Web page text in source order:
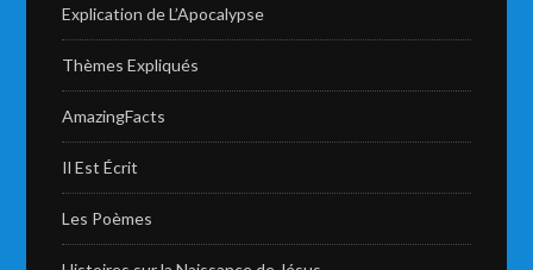
Explication de L’Apocalypse
Thèmes Expliqués
AmazingFacts
Il Est Écrit
Les Poèmes